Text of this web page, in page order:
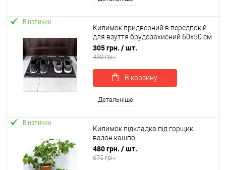
В наличии
Килимок придверний в передпокій
для взуття брудозахисний 60х50 см
OSPORT EVA (R-00042)
305 грн. / шт.
430 грн.
В корзину
Детальніше
В наличии
Килимок підкладка під горщик
вазон кашпо,
водовідштовхувальний
грязезахисний OSPORT 80х60 см (R-
480 грн. / шт.
675 грн.